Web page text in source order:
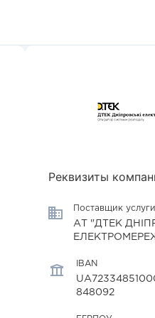
Реквизиты
Поставщик услуги
АТ "ДТЕК
IBAN
848092